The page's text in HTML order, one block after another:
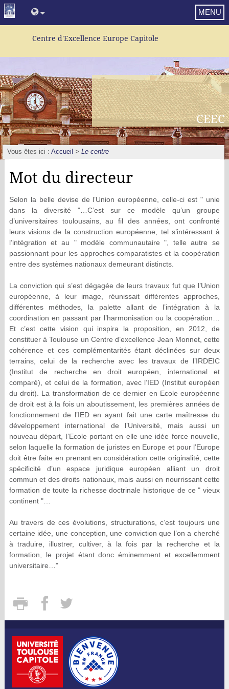
Centre d'Excellence Europe Capitole
MENU
CEEC
Vous êtes ici :Accueil >Le centre
Mot du directeur
Selon la belle devise de l’Union européenne, celle-ci est " unie
dans la diversité "…C’est sur ce modèle qu’un groupe
d’universitaires toulousains, au fil des années, ont confronté
leurs visions de la construction européenne, tel s’intéressant à
l’intégration et au " modèle communautaire ", telle autre se
passionnant pour les approches comparatistes et la coopération
entre des systèmes nationaux demeurant distincts.
La conviction qui s’est dégagée de leurs travaux fut que l’Union
européenne, à leur image, réunissait différentes approches,
différentes méthodes, la palette allant de l’intégration à la
coordination en passant par l’harmonisation ou la coopération…
Et c’est cette vision qui inspira la proposition, en 2012, de
constituer à Toulouse un Centre d’excellence Jean Monnet, cette
cohérence et ces complémentarités étant déclinées sur deux
terrains, celui de la recherche avec les travaux de l’IRDEIC
(Institut de recherche en droit européen, international et
comparé), et celui de la formation, avec l’IED (Institut européen
du droit). La transformation de ce dernier en Ecole européenne
de droit est à la fois un aboutissement, les premières années de
fonctionnement de l’IED en ayant fait une carte maîtresse du
développement international de l’Université, mais aussi un
nouveau départ, l’Ecole portant en elle une idée force nouvelle,
selon laquelle la formation de juristes en Europe et pour l’Europe
doit être faite en prenant en considération cette originalité, cette
spécificité d’un espace juridique européen alliant un droit
commun et des droits nationaux, mais aussi en nourrissant cette
formation de toute la richesse doctrinale historique de ce " vieux
continent "…
Au travers de ces évolutions, structurations, c’est toujours une
certaine idée, une conception, une conviction que l’on a cherché
à traduire, illustrer, cultiver, à la fois par la recherche et la
formation, le projet étant donc éminemment et excellemment
universitaire…"